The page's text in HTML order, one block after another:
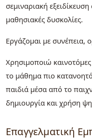
σεμιναριακή
μαθησιακές δυσκολίες.
Εργάζομαι με συνέπεια,
Χρησιμοποιώ
το μάθημα πιο
παιδιά μέσα από το
δημιουργία και χρήση
Επαγγελματική